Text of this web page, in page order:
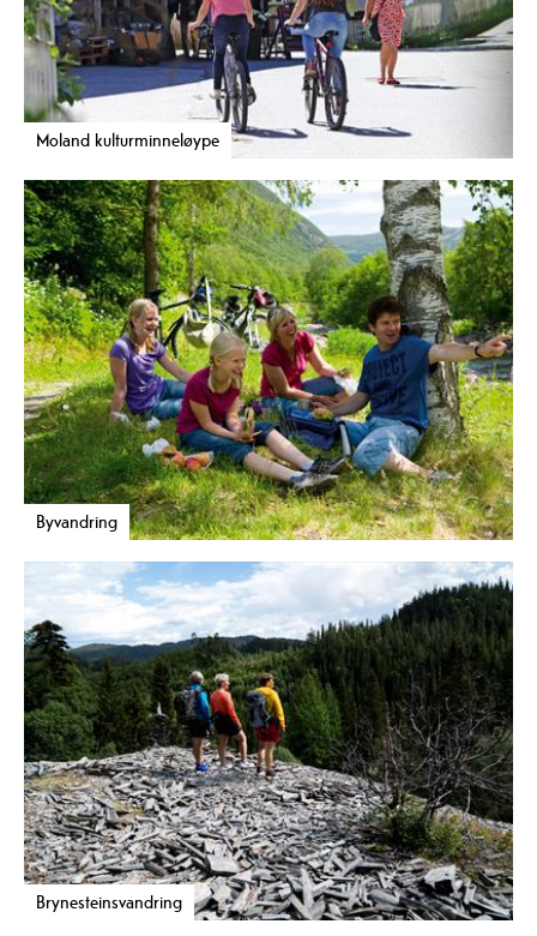
Moland kulturminneløype
Byvandring
Brynesteinsvandring